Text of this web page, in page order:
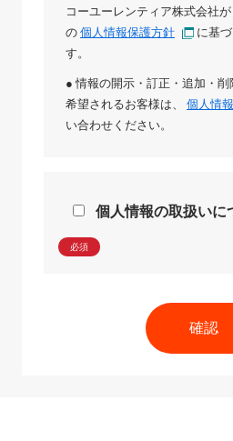
コーユーレンティア株式会社が
の 個人情報保護方針
に基づ
す。
● 情報の開示・訂正・追加・
希望されるお客様は、 個人情
い合わせください。
個人情報の取扱いに
必須